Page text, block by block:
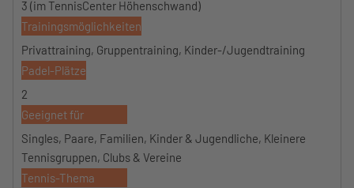
3 (im TennisCenter Höhenschwand)
Trainingsmöglichkeiten
Privattraining, Gruppentraining, Kinder-/Jugendtraining
Padel-Plätze
2
Geeignet für
Singles, Paare, Familien, Kinder & Jugendliche, Kleinere
Tennisgruppen, Clubs & Vereine
Tennis-Thema